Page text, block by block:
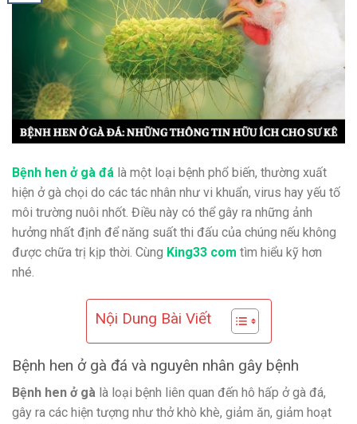
Bệnh hen ở gà đá là một loại bệnh phổ biến, thường xuất
hiện ở gà chọi do các tác nhân như vi khuẩn, virus hay yếu tố
môi trường nuôi nhốt. Điều này có thể gây ra những ảnh
hưởng nhất định để năng suất thi đấu của chúng nếu không
được chữa trị kịp thời. Cùng King33 com tìm hiểu kỹ hơn
nhé.
Nội Dung Bài Viết
Bệnh hen ở gà đá và nguyên nhân gây bệnh
Bệnh hen ở gà là loại bệnh liên quan đến hô hấp ở gà đá,
gây ra các hiện tượng như thở khò khè, giảm ăn, giảm hoạt